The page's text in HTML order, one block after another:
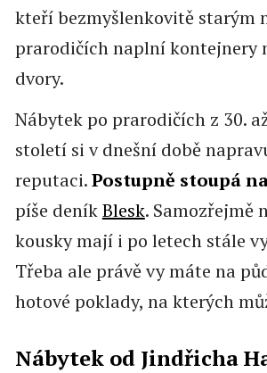
kteří bezmyšlenkovitě starým
prarodičích naplní kontejnery
dvory.
Nábytek po prarodičích z 30.
století si v dnešní době
reputaci.Postupně stoupá
píše deníkBlesk. Samozřejmě
kousky mají i po letech stále
Třeba ale právě vy máte na
hotové poklady, na kterých
Nábytek od Jindřicha